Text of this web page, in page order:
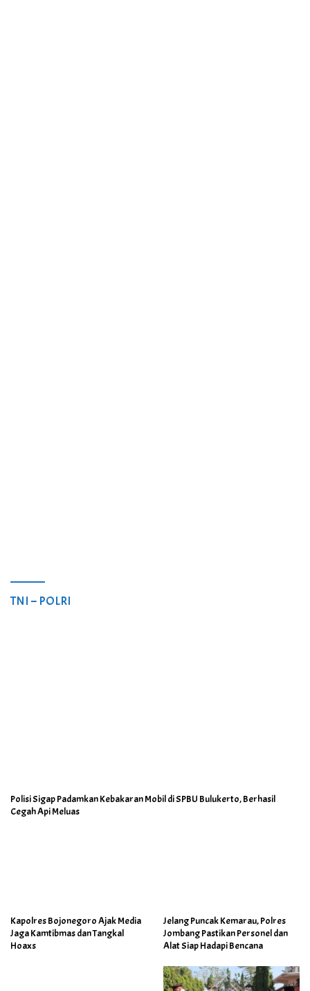
TNI – POLRI
Polisi Sigap Padamkan Kebakaran Mobil di SPBU Bulukerto, Berhasil
Cegah Api Meluas
Kapolres Bojonegoro Ajak Media
Jaga Kamtibmas dan Tangkal
Hoaxs
Jelang Puncak Kemarau, Polres
Jombang Pastikan Personel dan
Alat Siap Hadapi Bencana